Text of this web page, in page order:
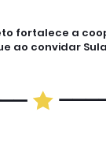
fortalece a
ao convidar